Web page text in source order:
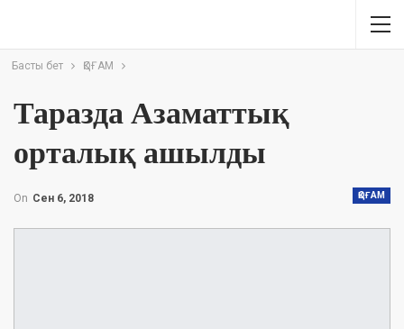
Басты бет ҚОҒАМ
Таразда Азаматтық
орталық ашылды
ҚОҒАМ
On Сен 6, 2018